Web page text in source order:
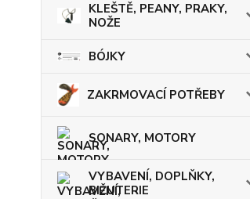
KLEŠTĚ, PEANY, PRAKY,
NOŽE
BÓJKY
ZAKRMOVACÍ POTŘEBY
SONARY, MOTORY
VYBAVENÍ, DOPLŇKY,
BIŽUTERIE